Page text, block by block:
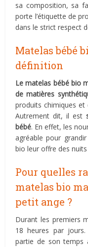
sa composition, sa
porte l’étiquette de
dans le strict respect
Matelas bébé
définition
Le matelas bébé bio
de matières
produits chimiques et
Autrement dit, il est
bébé. En effet, les
agréable pour
bio leur offre des
Pour quelles
matelas bio
petit ange ?
Durant les premiers
18 heures par
partie de son temps